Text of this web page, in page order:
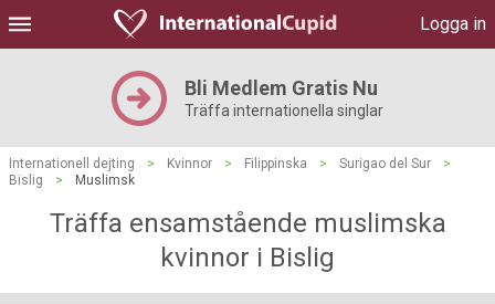
Logga in
Bli Medlem Gratis Nu
Träffa internationella singlar
Internationell dejting > Kvinnor > Filippinska > Surigao del Sur
>
Bislig
> Muslimsk
Träffa ensamstående muslimska
kvinnor i Bislig